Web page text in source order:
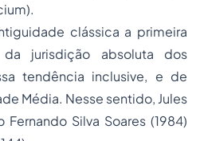
).
clássica a primeira
da jurisdição absoluta dos
tendência inclusive, e de
Média. Nesse sentido, Jules
Silva Soares (1984)